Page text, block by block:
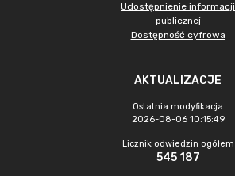
Udostępnienie informacji
publicznej
Dostępność cyfrowa
AKTUALIZACJE
Ostatnia modyfikacja
2026-08-06 10:15:49
Licznik odwiedzin ogółem
545 187